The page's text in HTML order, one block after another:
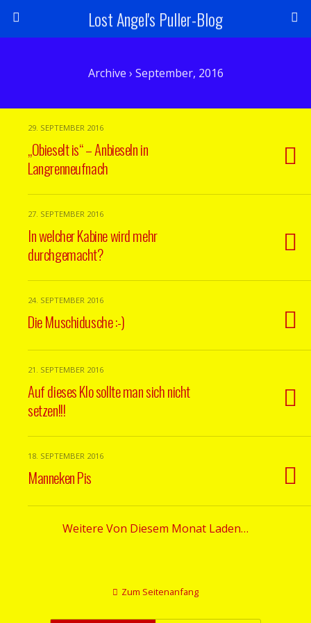
Lost Angel's Puller-Blog
Archive › September, 2016
29. SEPTEMBER 2016
„Obieselt is“ – Anbieseln in
Langrenneufnach
27. SEPTEMBER 2016
In welcher Kabine wird mehr
durchgemacht?
24. SEPTEMBER 2016
Die Muschidusche :-)
21. SEPTEMBER 2016
Auf dieses Klo sollte man sich nicht
setzen!!!
18. SEPTEMBER 2016
Manneken Pis
Weitere Von Diesem Monat Laden…
Zum Seitenanfang